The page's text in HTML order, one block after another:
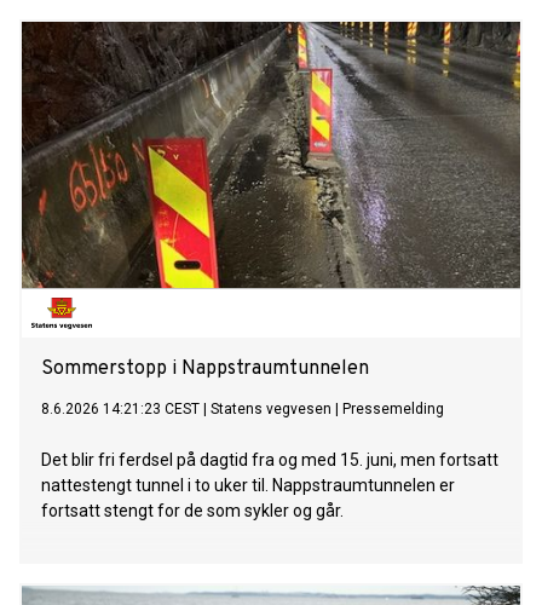
Sommerstopp i Nappstraumtunnelen
8.6.2026 14:21:23 CEST Statens vegvesen Pressemelding
Det blir fri ferdsel på dagtid fra og med 15. juni, men fortsatt
nattestengt tunnel i to uker til. Nappstraumtunnelen er
fortsatt stengt for de som sykler og går.